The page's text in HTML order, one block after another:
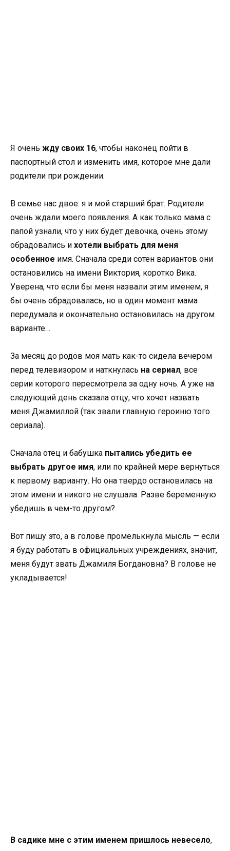
Я очень жду своих 16, чтобы наконец пойти в
паспортный стол и изменить имя, которое мне дали
родители при рождении.
В семье нас двое: я и мой старший брат. Родители
очень ждали моего появления. А как только мама с
папой узнали, что у них будет девочка, очень этому
обрадовались и хотели выбрать для меня
особенное имя. Сначала среди сотен вариантов они
остановились на имени Виктория, коротко Вика.
Уверена, что если бы меня назвали этим именем, я
бы очень обрадовалась, но в один момент мама
передумала и окончательно остановилась на другом
варианте…
За месяц до родов моя мать как-то сидела вечером
перед телевизором и наткнулась на сериал, все
серии которого пересмотрела за одну ночь. А уже на
следующий день сказала отцу, что хочет назвать
меня Джамиллой (так звали главную героиню того
сериала).
Сначала отец и бабушка пытались убедить ее
выбрать другое имя, или по крайней мере вернуться
к первому варианту. Но она твердо остановилась на
этом имени и никого не слушала. Разве беременную
убедишь в чем-то другом?
Вот пишу это, а в голове промелькнула мысль — если
я буду работать в официальных учреждениях, значит,
меня будут звать Джамиля Богдановна? В голове не
укладывается!
В садике мне с этим именем пришлось невесело,